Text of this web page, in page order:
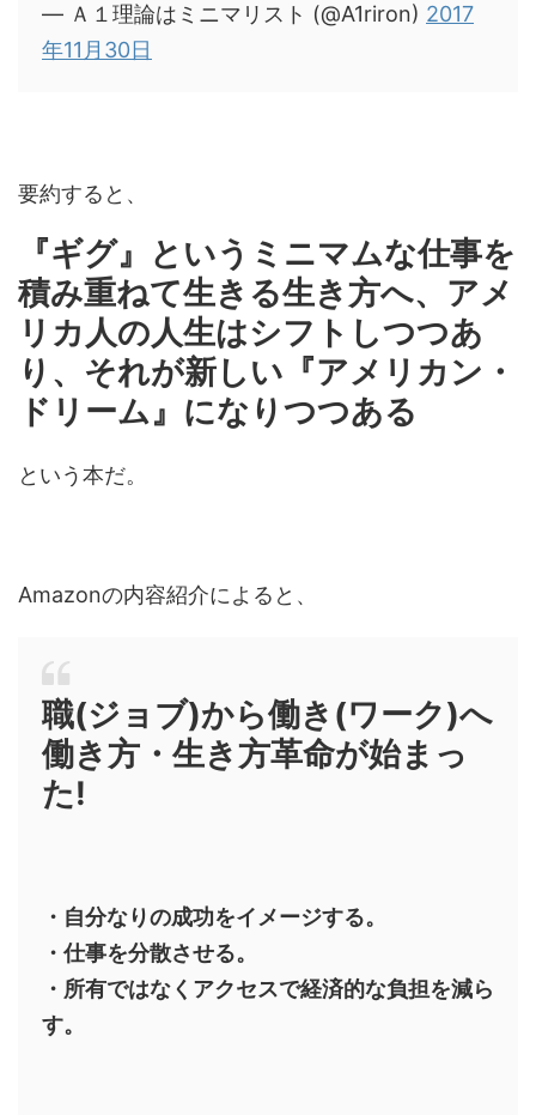
— Ａ１理論はミニマリスト (@A1riron) 2017
年11月30日
要約すると、
『ギグ』というミニマムな仕事を
積み重ねて生きる生き方へ、アメ
リカ人の人生はシフトしつつあ
り、それが新しい『アメリカン・
ドリーム』になりつつある
という本だ。
Amazonの内容紹介によると、
職(ジョブ)から働き(ワーク)へ
働き方・生き方革命が始まっ
た!
・自分なりの成功をイメージする。
・仕事を分散させる。
・所有ではなくアクセスで経済的な負担を減ら
す。